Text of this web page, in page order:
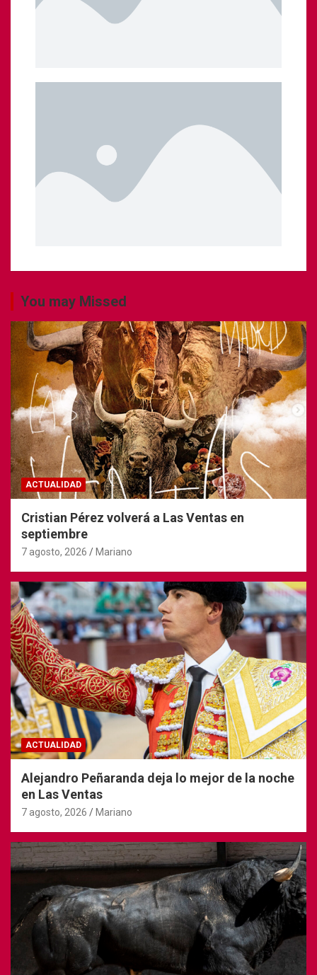
You may Missed
ACTUALIDAD
Cristian Pérez volverá a Las Ventas en
septiembre
7 agosto, 2026 Mariano
ACTUALIDAD
Alejandro Peñaranda deja lo mejor de la noche
en Las Ventas
7 agosto, 2026 Mariano